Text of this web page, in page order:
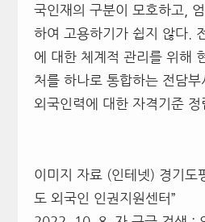
국인재의 구분이 모호하고,
하여 고용하기가 쉽지 않다.
에 대한 체계적 관리를 위해
처를 하나로 통합하는 전담
외국인력에 대한 자격기준 정
이미지 자료 (인테넷) 경기도
도 외국인 인권지원센터”